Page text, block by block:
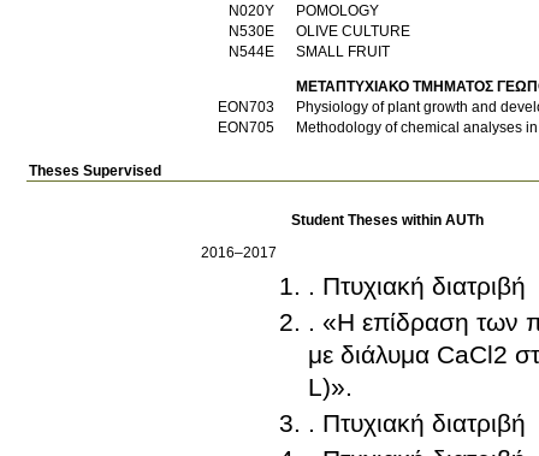
Ν020Υ
POMOLOGY
Ν530Ε
OLIVE CULTURE
Ν544Ε
SMALL FRUIT
ΜΕΤΑΠΤΥΧΙΑΚΟ ΤΜΗΜΑΤΟΣ
ΕΟΝ703
Physiology of plant growth and
ΕΟΝ705
Methodology of chemical analyses
Theses Supervised
Student Theses within AUTh
2016–2017
. Πτυχιακή διατριβή
. «Η επίδραση των
με διάλυμα CaCl2
L)».
. Πτυχιακή διατριβή